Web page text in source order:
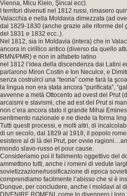
Vienna, Micu Klein, Şincai ecc).
I territori divenuti nel 1812 russi, rimasero
Valacchia e nella Moldavia dimezzata (ad
dal 1829-1830 (anche grazie alle riforme del
del 1831 e 1832 ecc..).
Nel 1812, sia in Moldavia (intera) che in
ancora in cirillico antico (diverso da quello
RMN/PMR) e non in alfabeto latino
nel 1812 l’idea della discendenza dai Latini
parlarono Miron Costin e Ion Neculce, e
senza costruirci una “teoria” come farà la
la lingua non era stata ancora “purificata”,
avvenne a metà Ottocento ad ovest del Prut
arcaismi e slavismi, che ad est del Prut si
non c’era ancora stato il grande Mihai
sentimento nazionale e ne diede la forma
Tutti questi processi, e molti altri, di
di un secolo, dal 1829 al 1918, il popolo
esistere al di là del Prut, per ovvie
mondo slavo-russo et pour cause.
Consideriamo poi il fallimento oggettivo del
ammettono tutti, anche i romeni di vedute
sovietizzazione/russificazione di epoca
comprendiamo facilmente l’abisso che si è
Dunque, per concludere, anche i moldavi al
DIVENIRE ROMENI, come lo divennero i